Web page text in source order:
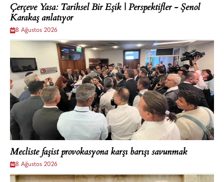
Çerçeve Yasa: Tarihsel Bir Eşik | Perspektifler - Şenol
Karakaş anlatıyor
8 Ağustos 2026
Mecliste faşist provokasyona karşı barışı savunmak
8 Ağustos 2026